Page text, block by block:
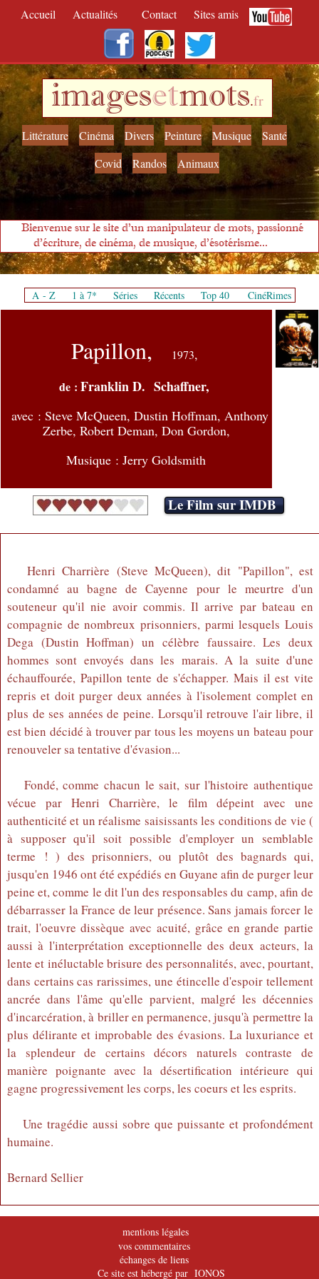
Accueil Actualités Contact Sites amis
imagesetmots.fr
Littérature Cinéma Divers Peinture Musique
Santé
Covid
Randos Animaux
Bienvenue sur le site d'un manipulateur de mots, passionné
d'écriture, de cinéma, de musique, d'ésotérisme...
A - Z 1 à 7* Séries Récents Top 40 CinéRimes
Papillon, 1973,
de :Franklin D. Schaffner,
avec :Steve McQueen, Dustin Hoffman, Anthony
Zerbe, Robert Deman, Don Gordon,
Musique : Jerry Goldsmith
Le Film sur IMDB
Henri Charrière (Steve McQueen), dit "Papillon", est
condamné au bagne de Cayenne pour le meurtre d'un
souteneur qu'il nie avoir commis. Il arrive par bateau en
compagnie de nombreux prisonniers, parmi lesquels Louis
Dega (Dustin Hoffman) un célèbre faussaire. Les deux
hommes sont envoyés dans les marais. A la suite d'une
échauffourée, Papillon tente de s'échapper. Mais il est vite
repris et doit purger deux années à l'isolement complet en
plus de ses années de peine. Lorsqu'il retrouve l'air libre, il
est bien décidé à trouver par tous les moyens un bateau pour
renouveler sa tentative d'évasion...
Fondé, comme chacun le sait, sur l'histoire authentique
vécue par Henri Charrière, le film dépeint avec une
authenticité et un réalisme saisissants les conditions de vie (
à supposer qu'il soit possible d'employer un semblable
terme ! ) des prisonniers, ou plutôt des bagnards qui,
jusqu'en 1946 ont été expédiés en Guyane afin de purger leur
peine et, comme le dit l'un des responsables du camp, afin de
débarrasser la France de leur présence. Sans jamais forcer le
trait, l'oeuvre dissèque avec acuité, grâce en grande partie
aussi à l'interprétation exceptionnelle des deux acteurs, la
lente et inéluctable brisure des personnalités, avec, pourtant,
dans certains cas rarissimes, une étincelle d'espoir tellement
ancrée dans l'âme qu'elle parvient, malgré les décennies
d'incarcération, à briller en permanence, jusqu'à permettre la
plus délirante et improbable des évasions. La luxuriance et
la splendeur de certains décors naturels contraste de
manière poignante avec la désertification intérieure qui
gagne progressivement les corps, les coeurs et les esprits.
Une tragédie aussi sobre que puissante et profondément
humaine.
Bernard Sellier
mentions légales
vos commentaires
échanges de liens
Ce site est hébergé par IONOS